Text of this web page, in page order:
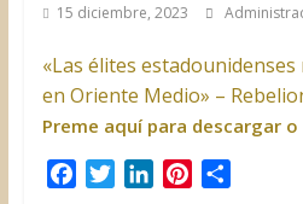
15 diciembre, 2023
«Las élites
en Oriente Medio» –
Preme aquí para descargar